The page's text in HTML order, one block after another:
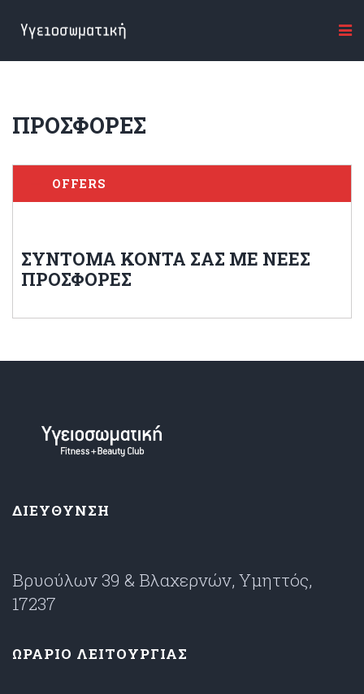
ΠΡΟΣΦΟΡΕΣ
OFFERS
ΣΥΝΤΟΜΑ ΚΟΝΤΑ ΣΑΣ ΜΕ ΝΕΕΣ
ΠΡΟΣΦΟΡΕΣ
ΔΙΕΥΘΥΝΣΗ
Βρυούλων 39 & Βλαχερνών, Υμηττός,
17237
ΩΡΑΡΙΟ ΛΕΙΤΟΥΡΓΙΑΣ